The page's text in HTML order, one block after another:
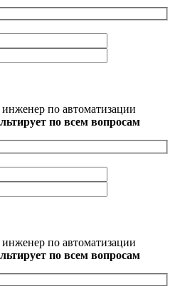
по автоматизации
по всем вопросам
по автоматизации
по всем вопросам